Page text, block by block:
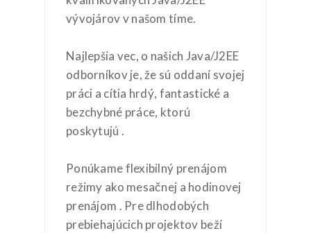
vývojárov v našom tíme.
Najlepšia vec, o našich Java/J2EE
odborníkov je, že sú oddaní svojej
práci a cítia hrdý, fantastické a
bezchybné práce, ktorú
poskytujú .
Ponúkame flexibilný prenájom
režimy ako mesačnej a hodinovej
prenájom . Pre dlhodobých
prebiehajúcich projektov beží